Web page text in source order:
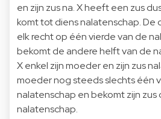
en zijn zus na. X heeft een zus
komt tot diens nalatenschap. De
elk recht op één vierde van de
bekomt de andere helft van de
X enkel zijn moeder en zijn zus
moeder nog steeds slechts één
nalatenschap en bekomt zijn zus
nalatenschap.